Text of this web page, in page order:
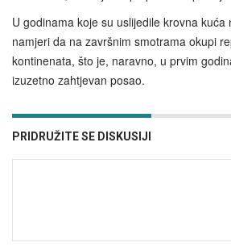
U godinama koje su uslijedile krovna kuća
namjeri da na završnim smotrama okupi
kontinenata, što je, naravno, u prvim
izuzetno zahtjevan posao.
PRIDRUŽITE SE DISKUSIJI